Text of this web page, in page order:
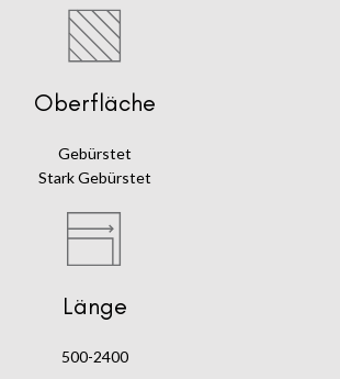
Oberfläche
Gebürstet
Stark Gebürstet
Länge
500-2400